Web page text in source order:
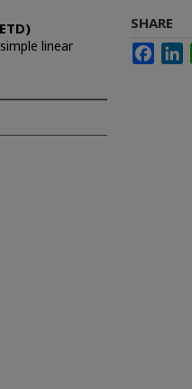
linear
SHARE